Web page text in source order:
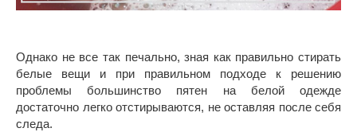
Однако не все так печально, зная как правильно стирать
белые вещи и при правильном подходе к решению
проблемы большинство пятен на белой одежде
достаточно легко отстирываются, не оставляя после себя
следа.